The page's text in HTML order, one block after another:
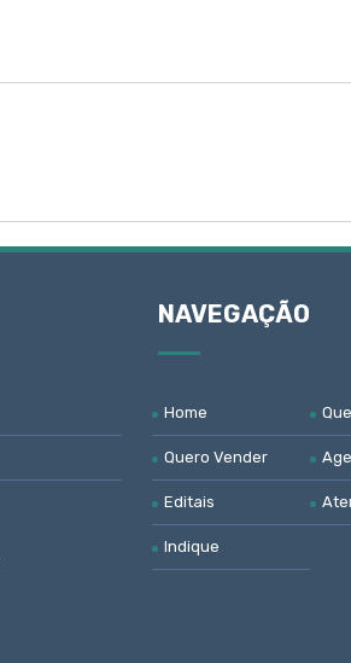
NAVEGAÇÃO
Home
Quero Vender
Editais
Indique